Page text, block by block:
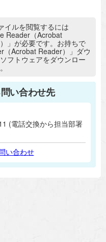
イルを閲覧するには
Reader（Acrobat
」が必要です。お持ちで
（Acrobat Reader）」ダウ
フトウェアをダウンロー
い合わせ先
(電話交換から担当部署
い合わせ